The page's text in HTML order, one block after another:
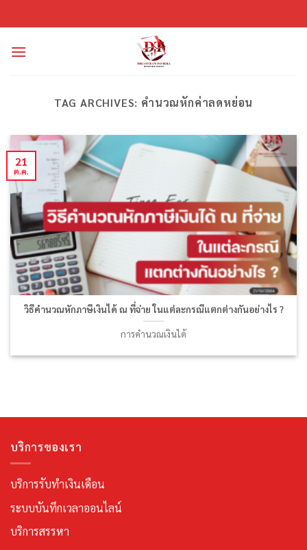
ไป
เนื้อหา
TAG ARCHIVES: คำนวณหักค่าลดหย่อน
วิธีคำนวณหักภาษีเงินได้ ณ ที่จ่าย ในแต่ละกรณีแตกต่างกันอย่างไร ?
การคำนวณเงินได้
21
ต.ค.
บริการของเรา
บริการรับทำเงินเดือน
ระบบบันทึกเวลาออนไลน์
บริการสรรหา